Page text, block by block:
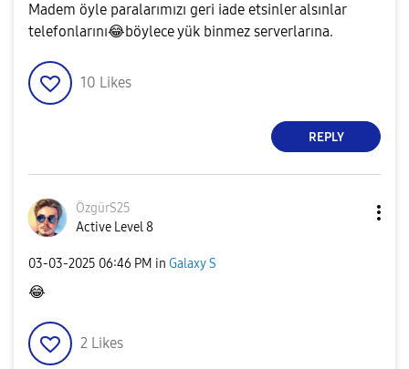
Madem öyle paralarımızı geri iade etsinler alsınlar
telefonlarını😂böylece yük binmez serverlarına.
10 Likes
REPLY
ÖzgürS25
Active Level 8
‎03-03-2025 06:46 PM in Galaxy S
😂
2 Likes